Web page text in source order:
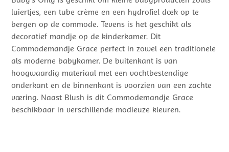
luiertjes, een tube crème en een hydrofiel doek op te
bergen op de commode. Tevens is het geschikt als
decoratief mandje op de kinderkamer. Dit
Commodemandje Grace perfect in zowel een traditionele
als moderne babykamer. De buitenkant is van
hoogwaardig materiaal met een vochtbestendige
onderkant en de binnenkant is voorzien van een zachte
voering. Naast Blush is dit Commodemandje Grace
beschikbaar in verschillende modieuze kleuren.